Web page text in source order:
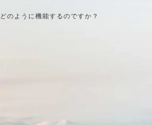
どのように機能するのですか？